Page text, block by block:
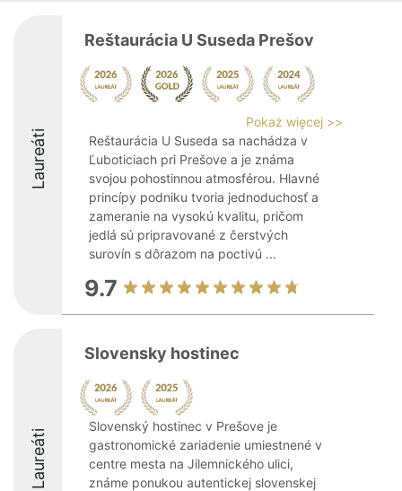
Laureáti
Reštaurácia U Suseda Prešov
Pokaż więcej >>
Reštaurácia U Suseda sa nachádza v
Ľuboticiach pri Prešove a je známa
svojou pohostinnou atmosférou. Hlavné
princípy podniku tvoria jednoduchosť a
zameranie na vysokú kvalitu, pričom
jedlá sú pripravované z čerstvých
surovín s dôrazom na poctivú ...
9.7
Laureáti
Slovensky hostinec
Slovenský hostinec v Prešove je
gastronomické zariadenie umiestnené v
centre mesta na Jilemnického ulici,
známe ponukou autentickej slovenskej